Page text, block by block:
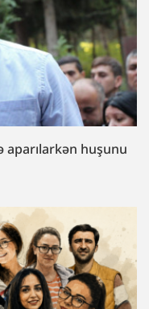
aparılarkən huşunu